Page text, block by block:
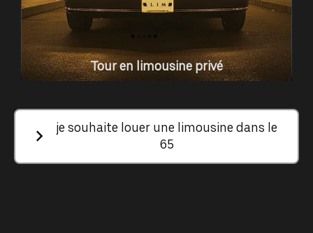
Tour en limousine privé
je souhaite louer une limousine dans le
65